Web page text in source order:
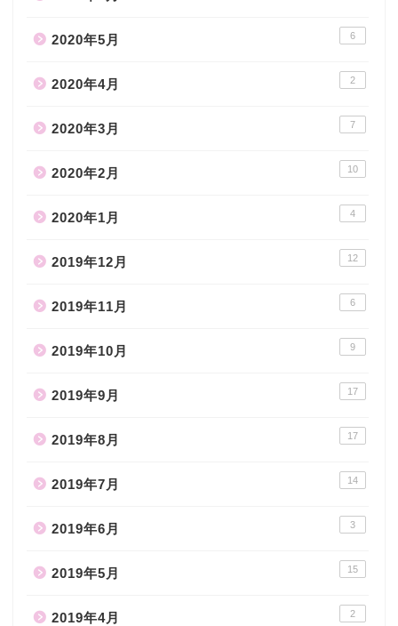
2020年5月 6
2020年4月 2
2020年3月 7
2020年2月 10
2020年1月 4
2019年12月 12
2019年11月 6
2019年10月 9
2019年9月 17
2019年8月 17
2019年7月 14
2019年6月 3
2019年5月 15
2019年4月 2